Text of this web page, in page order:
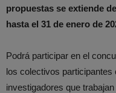
propuestas se extiende
hasta el 31 de enero de
Podrá participar en el
los colectivos participantes
investigadores que